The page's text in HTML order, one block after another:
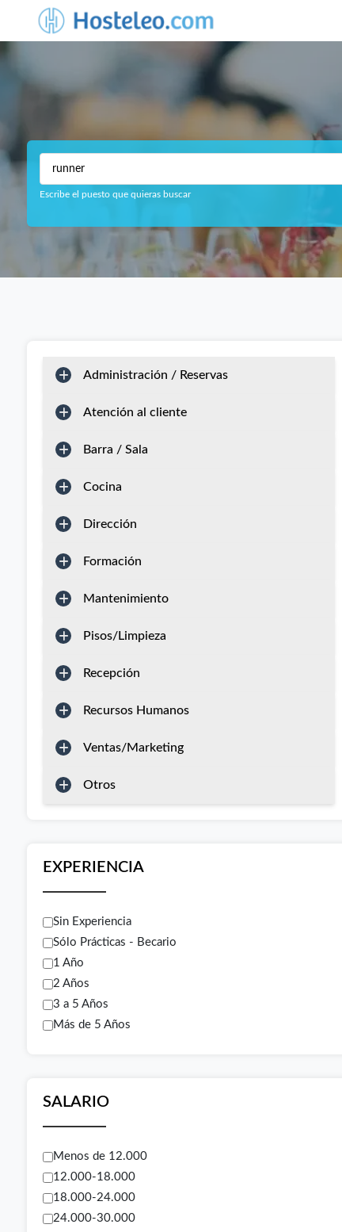
Escribe el puesto que quieras buscar
Administración / Reservas
Atención al cliente
Barra / Sala
Cocina
Dirección
Formación
Mantenimiento
Pisos/Limpieza
Recepción
Recursos Humanos
Ventas/Marketing
Otros
EXPERIENCIA
Sin Experiencia
Sólo Prácticas - Becario
1 Año
2 Años
3 a 5 Años
Más de 5 Años
SALARIO
Menos de 12.000
12.000-18.000
18.000-24.000
24.000-30.000